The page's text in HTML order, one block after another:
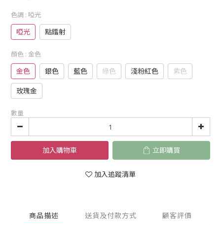
色調 : 啞光
啞光 點鐳射
顏色 : 金色
金色 銀色 藍色 綠色 淺粉紅色 紫色
玫瑰金
數量
加入購物車 立即購買
加入追蹤清單
商品描述 送貨及付款方式 顧客評價